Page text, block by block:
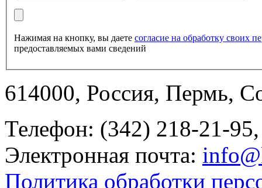
Нажимая на кнопку, вы даете согласие на обработку своих
предоставляемых вами сведений
614000, Россия, Пермь,
Телефон: (342) 218-21-
Электронная почта:
Политика обработки